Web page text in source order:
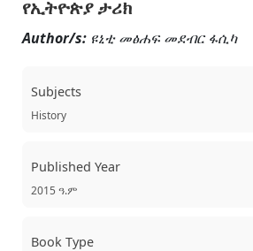
የኢትዮጵያ ታሪክ
Author/s: ዩኒቲ መፅሐፍ መደብር ፋሲካ
Subjects
History
Published Year
2015 ዓ.ም
Book Type